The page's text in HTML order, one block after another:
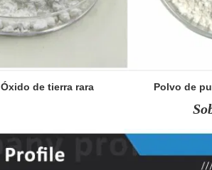
Óxido de tierra rara Polvo